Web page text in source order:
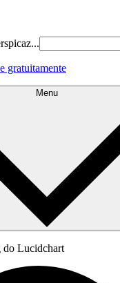
gratuitamente
Menu
do Lucidchart